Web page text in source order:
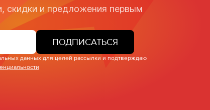
скидки и предложения первым
ПОДПИСАТЬСЯ
данных для целей рассылки и подтверждаю